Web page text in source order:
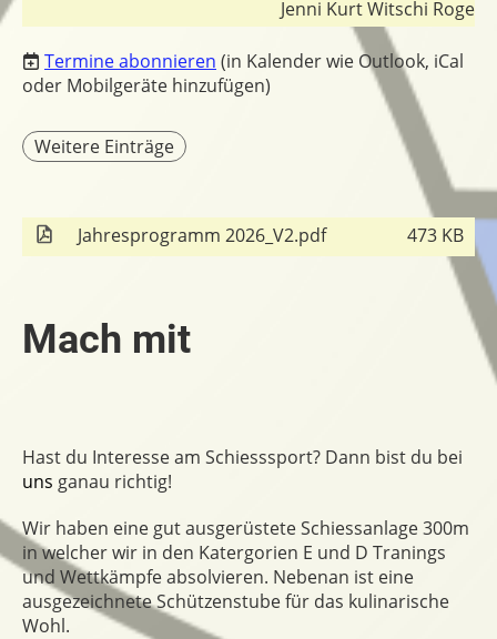
Jenni Kurt Witschi Roger
Termine abonnieren (in Kalender wie Outlook, iCal
oder Mobilgeräte hinzufügen)
Weitere Einträge
Jahresprogramm 2026_V2.pdf 473 KB
Mach mit
Hast du Interesse am Schiesssport? Dann bist du bei
uns ganau richtig!
Wir haben eine gut ausgerüstete Schiessanlage 300m
in welcher wir in den Katergorien E und D Tranings
und Wettkämpfe absolvieren. Nebenan ist eine
ausgezeichnete Schützenstube für das kulinarische
Wohl.